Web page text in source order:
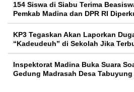
154 Siswa di Siabu Terima
Pemkab Madina dan DPR RI
KP3 Tegaskan Akan Laporkan
“Kadeudeuh” di Sekolah Jika
Inspektorat Madina Buka Suara
Gedung Madrasah Desa